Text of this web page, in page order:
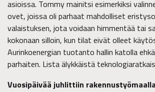
asioissa. Tommy mainitsi esimerkiksi
ovet, joissa oli parhaat mahdolliset
valaistuksen, jota voidaan himmentää tai
kokonaan silloin, kun tilat eivät olleet
Aurinkoenergian tuotanto hallin katolla
parhaiten. Lista älykkäistä
Vuosipäivää juhlittiin rakennustyömaalla